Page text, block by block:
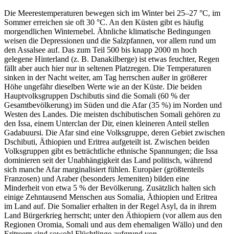
Die Meerestemperaturen bewegen sich im Winter bei 25–27 °C, im
Sommer erreichen sie oft 30 °C. An den Küsten gibt es häufig
morgendlichen Winternebel. Ähnliche klimatische Bedingungen
weisen die Depressionen und die Salzpfannen, vor allem rund um
den Assalsee auf. Das zum Teil 500 bis knapp 2000 m hoch
gelegene Hinterland (z. B. Danakilberge) ist etwas feuchter, Regen
fällt aber auch hier nur in seltenen Platzregen. Die Temperaturen
sinken in der Nacht weiter, am Tag herrschen außer in größerer
Höhe ungefähr dieselben Werte wie an der Küste. Die beiden
Hauptvolksgruppen Dschibutis sind die Somali (60 % der
Gesamtbevölkerung) im Süden und die Afar (35 %) im Norden und
Westen des Landes. Die meisten dschibutischen Somali gehören zu
den Issa, einem Unterclan der Dir, einen kleineren Anteil stellen
Gadabuursi. Die Afar sind eine Volksgruppe, deren Gebiet zwischen
Dschibuti, Äthiopien und Eritrea aufgeteilt ist. Zwischen beiden
Volksgruppen gibt es beträchtliche ethnische Spannungen; die Issa
dominieren seit der Unabhängigkeit das Land politisch, während
sich manche Afar marginalisiert fühlen. Europäer (größtenteils
Franzosen) und Araber (besonders Jemeniten) bilden eine
Minderheit von etwa 5 % der Bevölkerung. Zusätzlich halten sich
einige Zehntausend Menschen aus Somalia, Äthiopien und Eritrea
im Land auf. Die Somalier erhalten in der Regel Asyl, da in ihrem
Land Bürgerkrieg herrscht; unter den Äthiopiern (vor allem aus den
Regionen Oromia, Somali und aus dem ehemaligen Wällo) und den